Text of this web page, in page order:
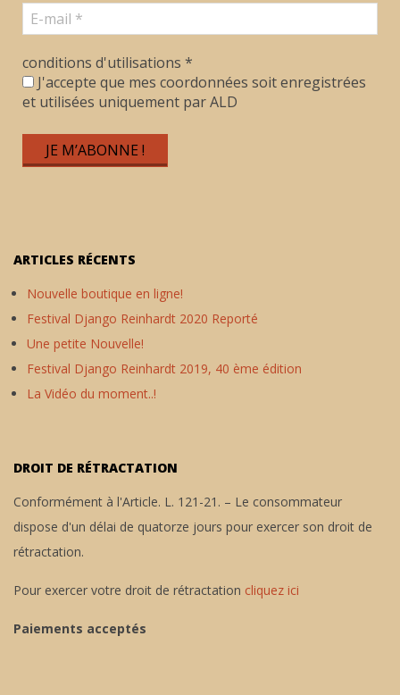
conditions d'utilisations *
J'accepte que mes coordonnées soit enregistrées
et utilisées uniquement par ALD
ARTICLES RÉCENTS
Nouvelle boutique en ligne!
Festival Django Reinhardt 2020 Reporté
Une petite Nouvelle!
Festival Django Reinhardt 2019, 40 ème édition
La Vidéo du moment..!
DROIT DE RÉTRACTATION
Conformément à l'Article. L. 121-21. – Le consommateur
dispose d'un délai de quatorze jours pour exercer son droit de
rétractation.
Pour exercer votre droit de rétractation cliquez ici
Paiements acceptés